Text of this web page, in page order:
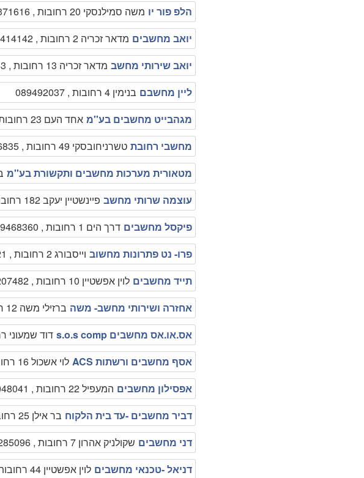
הלפ פור יו משה סמילנסקי 20 רחובות , 0526371616
יואב מחשבים מדאר זכריה 2 רחובות , 089414142
יואב שירותי מחשב מדאר זכריה 13 רחובות , 0509414343
ליין מחשבם בנימין 4 רחובות , 089492037
מגהבייט מחשבים בע''מ אחד העם 23 רחובות , 089461212
מחשבי רחובת טשרניחובסקי 49 רחובות , 089356835
מטאורית מערכות מחשבים ותקשורת בע''מ
עוצמה שרותי מחשב פיינשטיין יעקב 182 רחובות , 0577419285
פיקסל מחשבים דרך הים 1 רחובות , 089468360
פרו- נט פתרונות מחשוב וייסבורג 2 רחובות , 0522643421
תייד מחשבים לוין אפשטיין 10 רחובות , 0544207482
אחזרה ושירותי מחשב- משה ברזילי משה 12 רחובות , 0579478075
אס.או.אס מחשבים s.o.s comp
דוד שמעוני רחובות ,
אסף מחשבים ורשתות ACS
לוי אשכול 16 רחובות , 0502139992
אפסילון מחשבים המעפיל 22 רחובות , 0548048041
דביר מחשבים -עד בית הלקוח בר אילן 25 רחובות , 0504146003
דני מחשבים שקולניק אהרון 7 רחובות , 0506285096
דניאל -טכנאי מחשבים לוין אפשטיין 44 רחובות , 0524752099